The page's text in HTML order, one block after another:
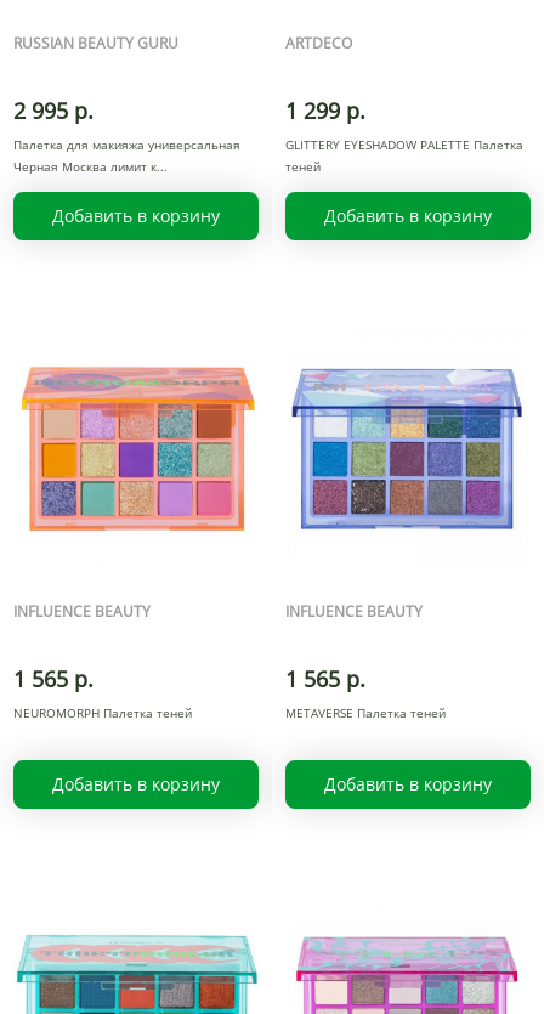
RUSSIAN BEAUTY GURU
2 995 р.
Палетка для макияжа универсальная
Черная Москва лимит к
Добавить в корзину
ARTDECO
1 299 р.
GLITTERY EYESHADOW PALETTE Палетка
теней
Добавить в корзину
INFLUENCE BEAUTY
1 565 р.
NEUROMORPH Палетка теней
Добавить в корзину
INFLUENCE BEAUTY
1 565 р.
METAVERSE Палетка теней
Добавить в корзину